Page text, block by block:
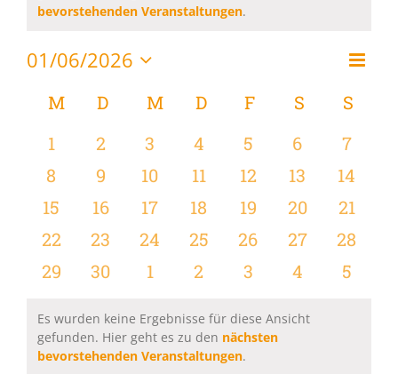
bevorstehenden Veranstaltungen.
Monat
01/06/2026
wählen.
Kalender
von
Veranstaltungen
MMONTAG
D DIENSTAG
MMITTWOCH
D DONNERSTAG
F FREITAG
S SAMSTAG
S
0
Veranstaltungen
1
0
Veranstaltungen
2
0
Veranstaltungen
3
0
Veranstaltungen
4
0
Veranstaltungen
5
0
6
0
7
0
Veranstaltungen
8
0
Veranstaltungen
9
0
Veranstaltungen
10
0
Veranstaltungen
11
0
Veranstaltungen
12
0
13
0
14
0
Veranstaltungen
15
0
Veranstaltungen
16
0
Veranstaltungen
17
0
Veranstaltungen
18
0
Veranstaltungen
19
0
20
0
21
0
Veranstaltungen
22
0
Veranstaltungen
23
0
Veranstaltungen
24
0
Veranstaltungen
25
0
Veranstaltungen
26
0
27
0
28
0
29
0
30
0
1
0
2
0
3
0
4
0
5
Hinweis
Es wurden keine Ergebnisse für diese Ansicht
gefunden. Hier geht es zu den nächsten
bevorstehenden Veranstaltungen.